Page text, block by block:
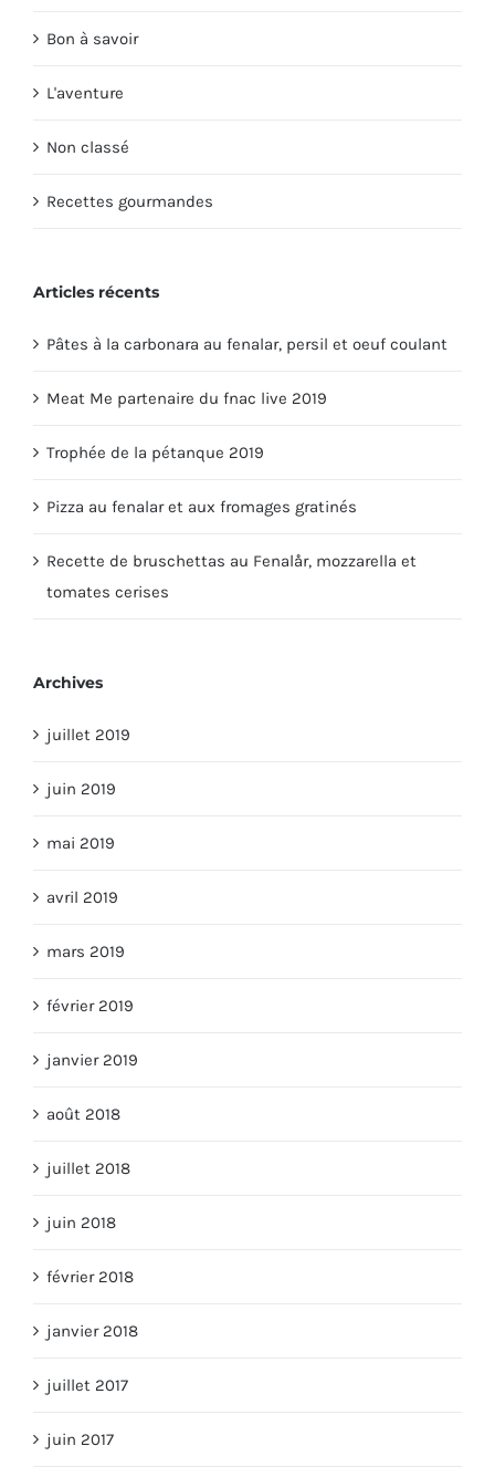
Bon à savoir
L'aventure
Non classé
Recettes gourmandes
Articles récents
Pâtes à la carbonara au fenalar, persil et oeuf coulant
Meat Me partenaire du fnac live 2019
Trophée de la pétanque 2019
Pizza au fenalar et aux fromages gratinés
Recette de bruschettas au Fenalår, mozzarella et
tomates cerises
Archives
juillet 2019
juin 2019
mai 2019
avril 2019
mars 2019
février 2019
janvier 2019
août 2018
juillet 2018
juin 2018
février 2018
janvier 2018
juillet 2017
juin 2017